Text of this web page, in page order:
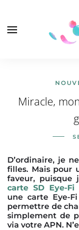
Miracle,
D’ordinaire, je
filles. Mais pour
faveur, puisque
carte SD Eye-Fi
une carte Eye-
permettre de
simplement de
via votre APN.